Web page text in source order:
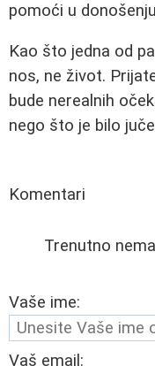
pomoći u
Kao što jedna od
nos, ne život.
bude nerealnih
nego što je bilo
Komentari
Trenutno
Vaše ime:
Vaš email: